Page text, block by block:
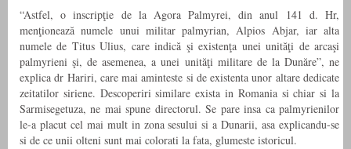
“Astfel, o inscripţie de la Agora Palmyrei, din anul 141 d. Hr,
menţionează numele unui militar palmyrian, Alpios Abjar, iar alta
numele de Titus Ulius, care indică şi existenţa unei unităţi de arcaşi
palmyrieni şi, de asemenea, a unei unităţi militare de la Dunăre”, ne
explica dr Hariri, care mai aminteste si de existenta unor altare dedicate
zeitatilor siriene. Descoperiri similare exista in Romania si chiar si la
Sarmisegetuza, ne mai spune directorul. Se pare insa ca palmyrienilor
le-a placut cel mai mult in zona sesului si a Dunarii, asa explicandu-se
si de ce unii olteni sunt mai colorati la fata, glumeste istoricul.